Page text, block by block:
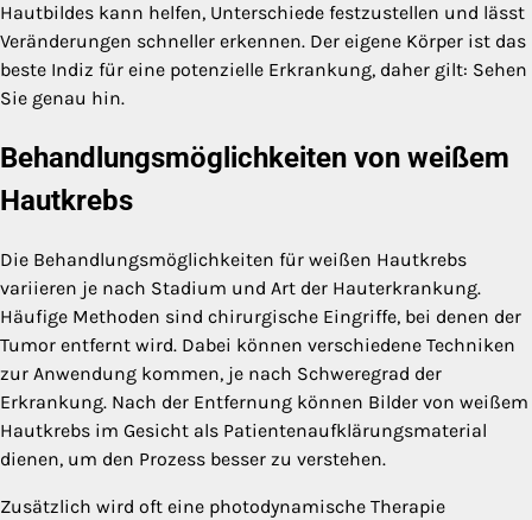
Hautbildes kann helfen, Unterschiede festzustellen und lässt
Veränderungen schneller erkennen. Der eigene Körper ist das
beste Indiz für eine potenzielle Erkrankung, daher gilt: Sehen
Sie genau hin.
Behandlungsmöglichkeiten von weißem
Hautkrebs
Die Behandlungsmöglichkeiten für weißen Hautkrebs
variieren je nach Stadium und Art der Hauterkrankung.
Häufige Methoden sind chirurgische Eingriffe, bei denen der
Tumor entfernt wird. Dabei können verschiedene Techniken
zur Anwendung kommen, je nach Schweregrad der
Erkrankung. Nach der Entfernung können Bilder von weißem
Hautkrebs im Gesicht als Patientenaufklärungsmaterial
dienen, um den Prozess besser zu verstehen.
Zusätzlich wird oft eine photodynamische Therapie